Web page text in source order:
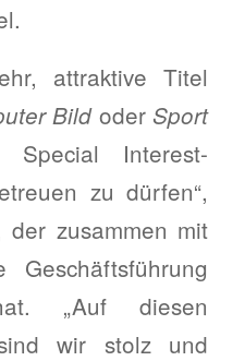
attraktive Titel
Bildoder Sport
Interest-
zu dürfen“,
der zusammen mit
„Auf diesen
wir stolz und